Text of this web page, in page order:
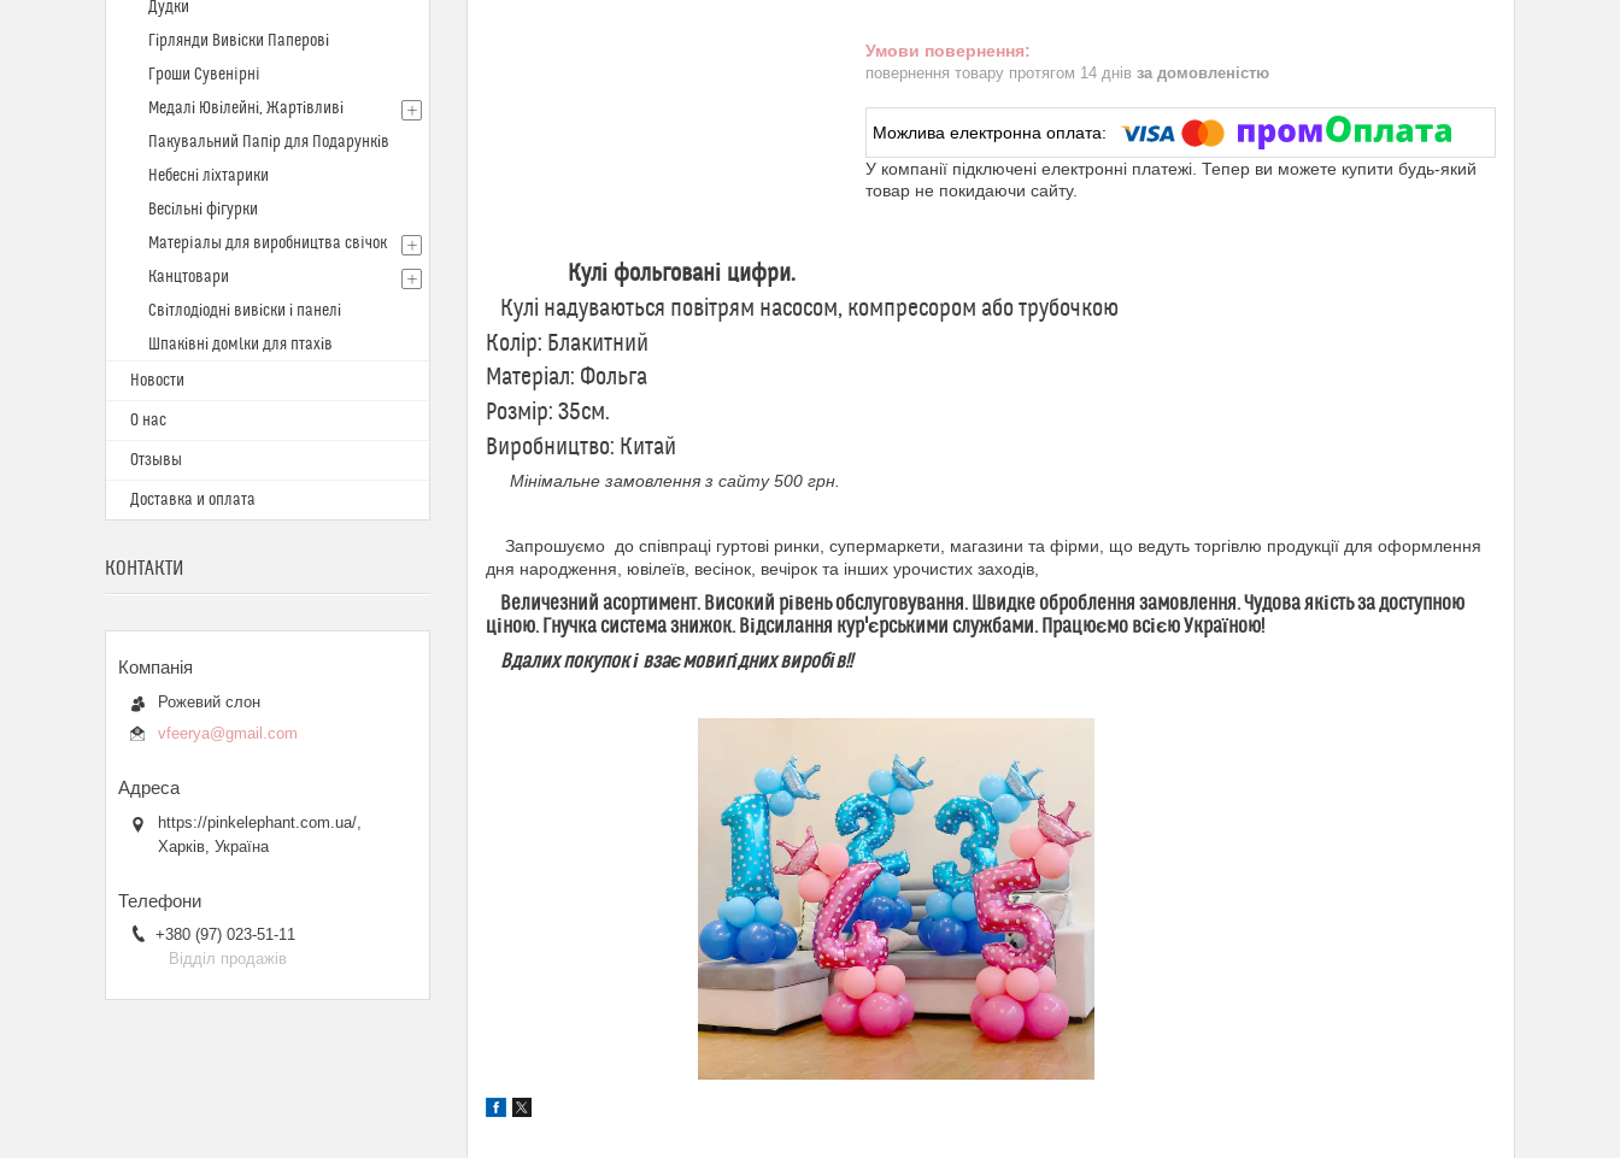
повернення товару протягом 14 днів за домовленістю
У компанії підключені електронні платежі. Тепер ви можете купити будь-який
товар не покидаючи сайту.
Кулі фольговані цифри.
Кулі надуваються повітрям насосом, компресором або трубочкою
Колір: Блакитний
Матеріал: Фольга
Розмір: 35см.
Виробництво: Китай
Мінімальне замовлення з сайту 500 грн.
Запрошуємо до співпраці гуртові ринки, супермаркети, магазини та фірми, що ведуть торгівлю продукції для оформлення
дня народження, ювілеїв, весінок, вечірок та інших урочистих заходів,
Величезний асортимент. Високий рівень обслуговування. Швидке оброблення замовлення. Чудова якість за доступною
ціною. Гнучка система знижок. Відсилання кур'єрськими службами. Працюємо всією Україною!
Вдалих покупок і взаємовигідних виробів!!
Дудки
Гірлянди Вивіски Паперові
Гроши Сувенiрнi
Медалі Ювілейні, Жартівливі
Пакувальний Папір для Подарунків
Небесні ліхтарики
Весільні фігурки
Матерiалы для виробництва свiчок
Канцтовари
Світлодіодні вивіски і панелі
Шпаківні домlки для птахів
Новости
О нас
Отзывы
Доставка и оплата
КОНТАКТИ
Рожевий слон
vfeerya@gmail.com
https://pinkelephant.com.ua/,
Харків, Україна
+380 (97) 023-51-11
Відділ продажів